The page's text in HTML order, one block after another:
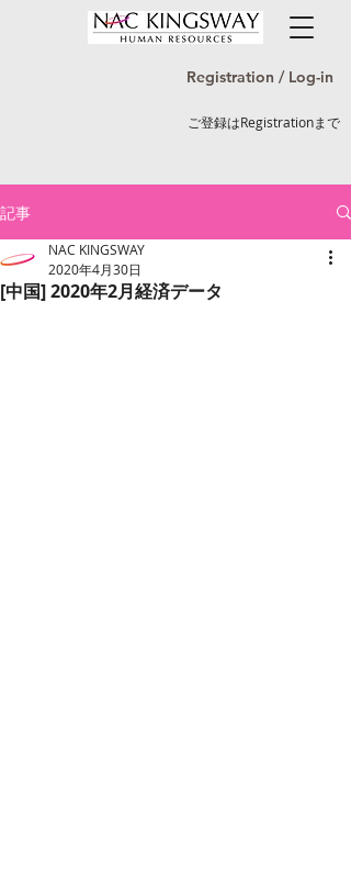
Registration / Log-in
ご登録はRegistrationまで
記事
[中国] 2020年2月経済データ
NAC KINGSWAY
2020年4月30日